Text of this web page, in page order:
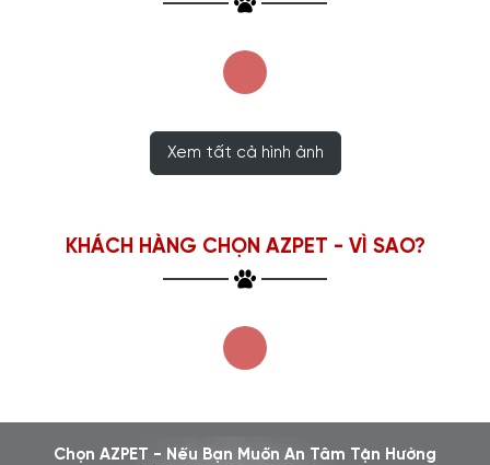
Xem tất cả hình ảnh
KHÁCH HÀNG CHỌN AZPET - VÌ SAO?
Chọn AZPET - Nếu Bạn Muốn An Tâm Tận Hưởng